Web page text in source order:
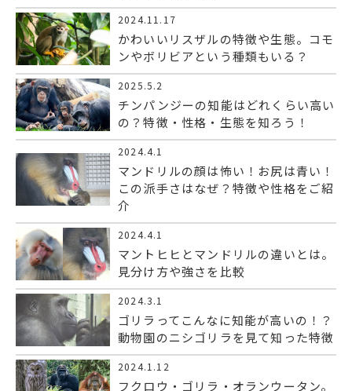
2024.11.17
かわいいリスザルの特徴や生態。コモ
ンやボリビアという種類もいる？
2025.5.2
チンパンジーの知能はどれくらい高い
の？特徴・性格・生態を知ろう！
2024.4.1
マンドリルの顔は怖い！お尻は青い！
この派手さはなぜ？特徴や性格をご紹
介
2024.4.1
マントヒヒとマンドリルの違いとは。
見分け方や強さを比較
2024.3.1
ゴリラってこんなに知能が高いの！？
動物園のニシゴリラを見て知った特徴
2024.1.12
フクロウ・ゴリラ・オランウータン。